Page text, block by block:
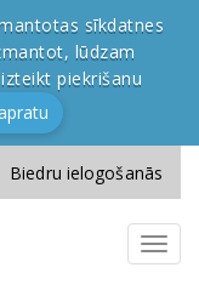
sīkdatnes
lūdzam
piekrišanu
Biedru ielogošanās